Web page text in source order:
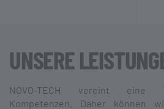
UNSERE
NOVO-TECH vereint eine
Kompetenzen. Daher können